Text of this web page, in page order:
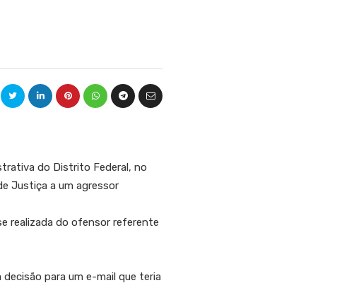
do Distrito Federal, no
Justiça a um agressor
realizada do ofensor referente
para um e-mail que teria